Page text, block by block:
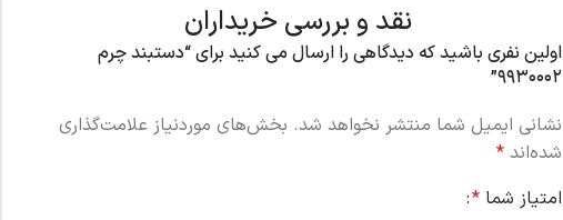
نقد و بررسی خریداران
اولین نفری باشید که دیدگاهی را ارسال می کنید برای “دستبند چرم
۹۹۳۰۰۰۲”
نشانی ایمیل شما منتشر نخواهد شد. بخش‌های موردنیاز علامت‌گذاری
شده‌اند*
امتیاز شما*